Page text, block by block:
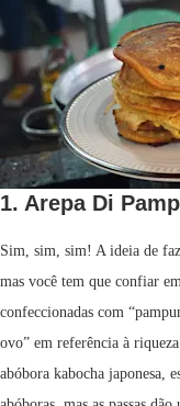
1. Arepa Di
Sim, sim, sim! A ideia de
mas você tem que confiar
confeccionadas com
ovo” em referência à
abóbora kabocha japonesa,